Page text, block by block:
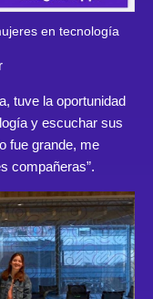
en tecnología
tuve la oportunidad
y escuchar sus
fue grande, me
compañeras”.